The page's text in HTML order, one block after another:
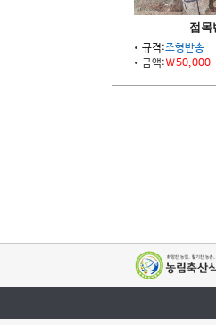
접목
규격:조형반송
금액:\50,000